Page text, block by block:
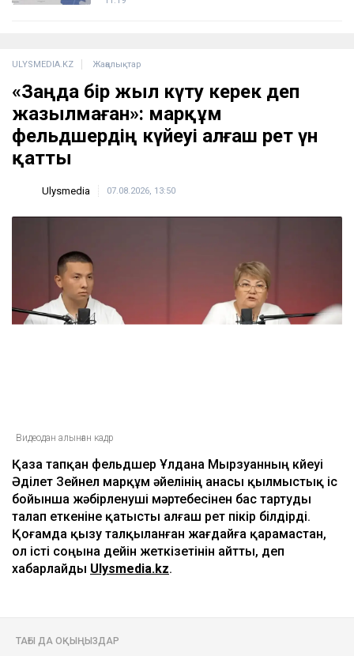
сотталды - сот 8 млрд теңгеден аса қаржыны
11:39
АҚШ Украинаны Қазақстан мұнайын
«Заңда бір жыл күту керек деп
жазылмаған»: марқұм
фельдшердің күйеуі алғаш рет үн
Қаза тапқан фельдшер Ұлдана Мырзуанның күйеуі